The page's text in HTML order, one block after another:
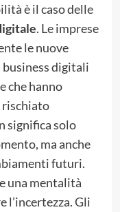
è il caso delle
. Le imprese
le nuove
digitali
che hanno
rischiato
significa solo
ma anche
futuri.
una mentalità
l’incertezza. Gli